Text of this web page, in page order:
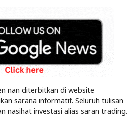
nan diterbitkan di website
sarana informatif. Seluruh tulisan
nasihat investasi alias saran trading.